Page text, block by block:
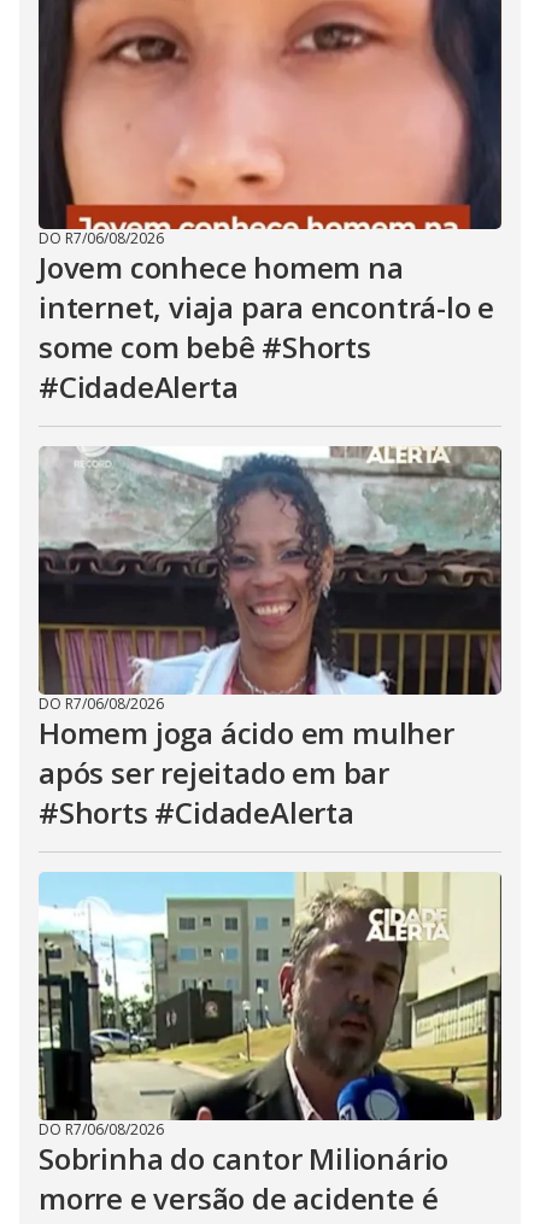
DO R7/06/08/2026
Jovem conhece homem na
internet, viaja para encontrá-lo e
some com bebê #Shorts
#CidadeAlerta
DO R7/06/08/2026
Homem joga ácido em mulher
após ser rejeitado em bar
#Shorts #CidadeAlerta
DO R7/06/08/2026
Sobrinha do cantor Milionário
morre e versão de acidente é